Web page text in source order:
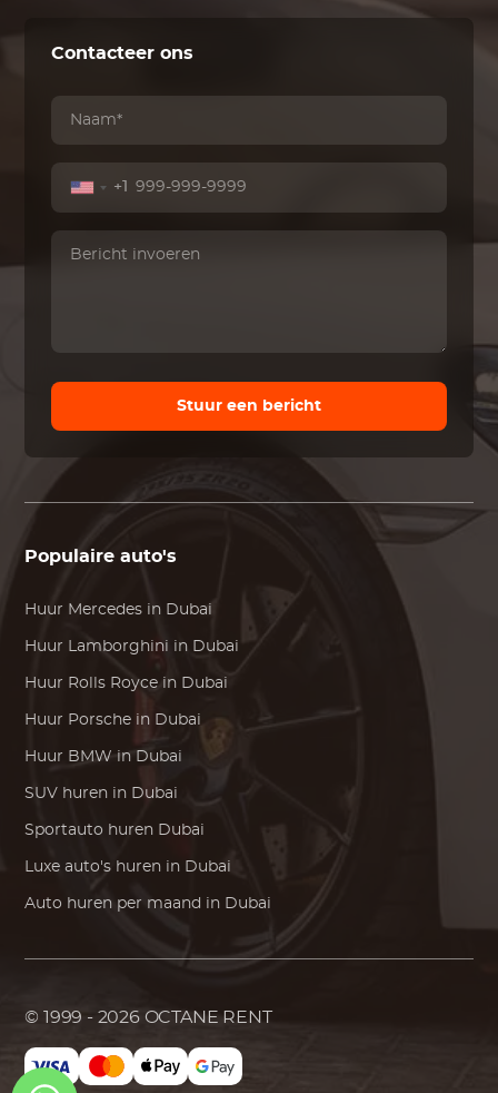
Contacteer ons
+1
Stuur een bericht
Populaire auto's
Huur Mercedes in Dubai
Huur Lamborghini in Dubai
Huur Rolls Roycein Dubai
Huur Porsche in Dubai
Huur BMW in Dubai
SUV huren in Dubai
Sportauto huren Dubai
Luxe auto's huren in Dubai
Auto huren per maand in Dubai
© 1999 - 2026 OCTANE RENT